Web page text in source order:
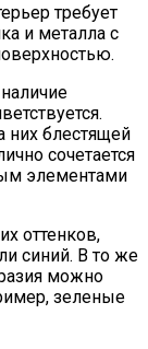
требует
и металла с
них блестящей
сочетается
элементами
оттенков,
синий. В то же
можно
зеленые